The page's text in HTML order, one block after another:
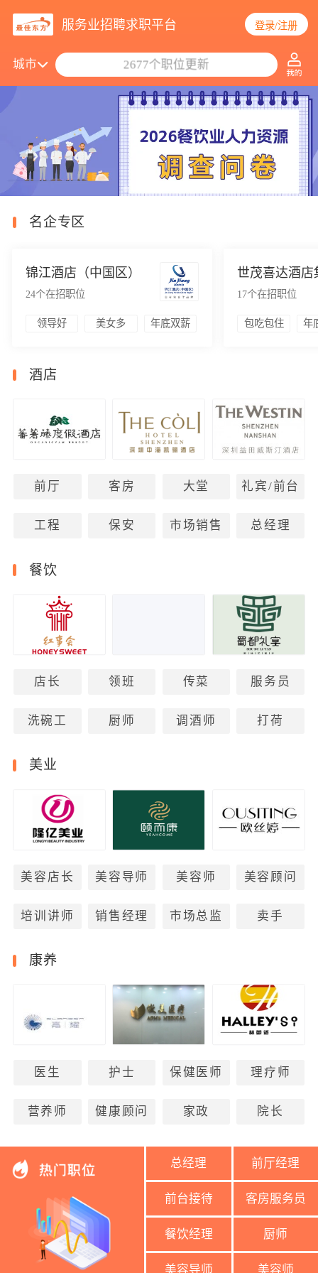
服务业招聘求职平台 登录/注册
城市
2677个职位更新
名企专区
锦江酒店（中国区）
24个在招职位
领导好 美女多 年底双薪
世茂喜达酒店
17个在招职位
包吃包住 年
酒店
前厅 客房 大堂 礼宾/前台
工程 保安 市场销售 总经理
餐饮
店长 领班 传菜 服务员
洗碗工 厨师 调酒师 打荷
美业
美容店长 美容导师 美容师 美容顾问
培训讲师 销售经理 市场总监 卖手
康养
医生 护士 保健医师 理疗师
营养师 健康顾问 家政 院长
总经理 前厅经理
前台接待 客房服务员
餐饮经理 厨师
美容导师 美容师